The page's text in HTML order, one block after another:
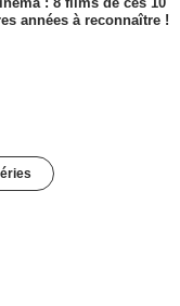
années à reconnaître !